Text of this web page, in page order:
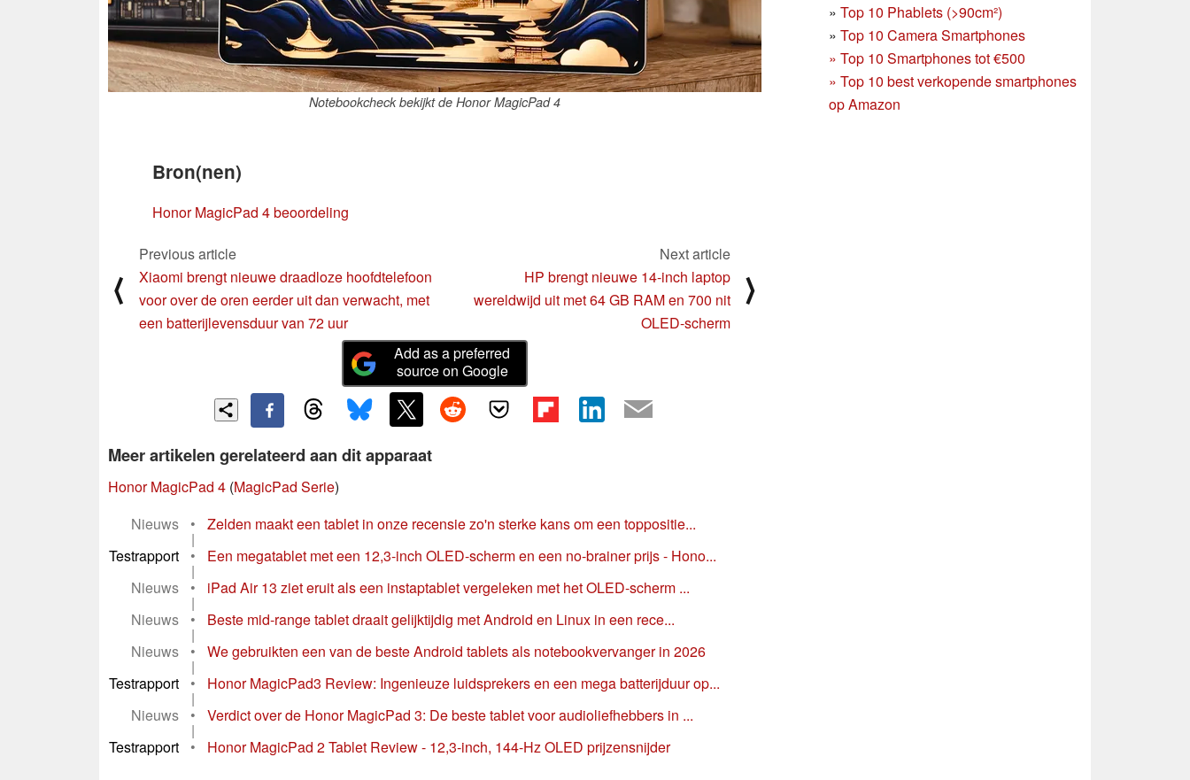
» Top 10 Phablets (>90cm²)
» Top 10 Camera Smartphones
» Top 10 Smartphones tot €500
» Top 10 best verkopende smartphones
op Amazon
Notebookcheck bekijkt de Honor MagicPad 4
Bron(nen)
Honor MagicPad 4 beoordeling
⟨
Previous article
Xiaomi brengt nieuwe draadloze hoofdtelefoon
voor over de oren eerder uit dan verwacht, met
een batterijlevensduur van 72 uur
Next article
HP brengt nieuwe 14-inch laptop
wereldwijd uit met 64 GB RAM en 700 nit
OLED-scherm
⟩
Add as a preferred
source on Google
Meer artikelen gerelateerd aan dit apparaat
Honor MagicPad 4 (MagicPad Serie)
Nieuws
• Zelden maakt een tablet in onze recensie zo'n sterke kans om een toppositie...
|
Testrapport
• Een megatablet met een 12,3-inch OLED-scherm en een no-brainer prijs - Hono...
|
Nieuws
• iPad Air 13 ziet eruit als een instaptablet vergeleken met het OLED-scherm ...
|
Nieuws
• Beste mid-range tablet draait gelijktijdig met Android en Linux in een rece...
|
Nieuws
• We gebruikten een van de beste Android tablets als notebookvervanger in 2026
|
Testrapport
• Honor MagicPad3 Review: Ingenieuze luidsprekers en een mega batterijduur op...
|
Nieuws
• Verdict over de Honor MagicPad 3: De beste tablet voor audioliefhebbers in ...
|
Testrapport
• Honor MagicPad 2 Tablet Review - 12,3-inch, 144-Hz OLED prijzensnijder